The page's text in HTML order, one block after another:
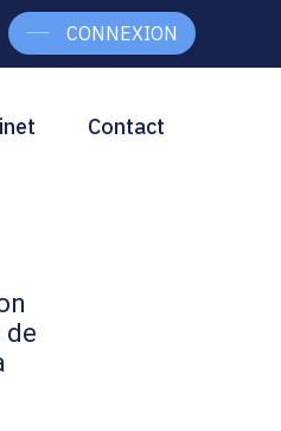
CONNEXION
Contact
de